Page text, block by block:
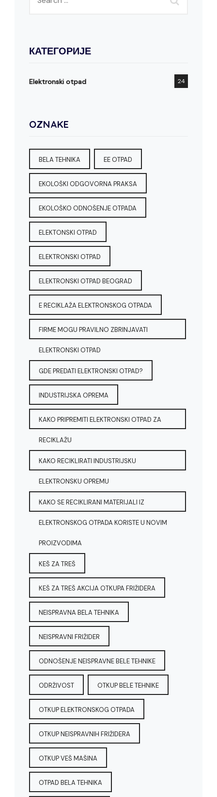
КАТЕГОРИЈЕ
Elektronski otpad 24
OZNAKE
BELA TEHNIKA EE OTPAD
EKOLOŠKI ODGOVORNA PRAKSA
EKOLOŠKO ODNOŠENJE OTPADA
ELEKTONSKI OTPAD
ELEKTRONSKI OTPAD
ELEKTRONSKI OTPAD BEOGRAD
E RECIKLAŽA ELEKTRONSKOG OTPADA
FIRME MOGU PRAVILNO ZBRINJAVATI
ELEKTRONSKI OTPAD
GDE PREDATI ELEKTRONSKI OTPAD?
INDUSTRIJSKA OPREMA
KAKO PRIPREMITI ELEKTRONSKI OTPAD ZA
RECIKLAŽU
KAKO RECIKLIRATI INDUSTRIJSKU
ELEKTRONSKU OPREMU
KAKO SE RECIKLIRANI MATERIJALI IZ
ELEKTRONSKOG OTPADA KORISTE U NOVIM
PROIZVODIMA
KEŠ ZA TREŠ
KEŠ ZA TREŠ AKCIJA OTKUPA FRIŽIDERA
NEISPRAVNA BELA TEHNIKA
NEISPRAVNI FRIŽIDER
ODNOŠENJE NEISPRAVNE BELE TEHNIKE
ODRŽIVOST OTKUP BELE TEHNIKE
OTKUP ELEKTRONSKOG OTPADA
OTKUP NEISPRAVNIH FRIŽIDERA
OTKUP VEŠ MAŠINA
OTPAD BELA TEHNIKA